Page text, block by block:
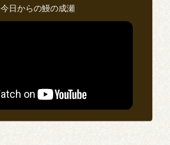
今日からの鰻の成瀬